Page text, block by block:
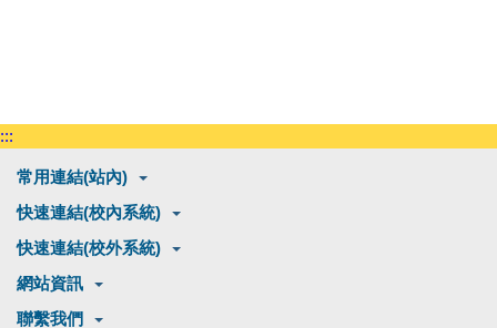
:::
常用連結(站內)
快速連結(校內系統)
快速連結(校外系統)
網站資訊
聯繫我們